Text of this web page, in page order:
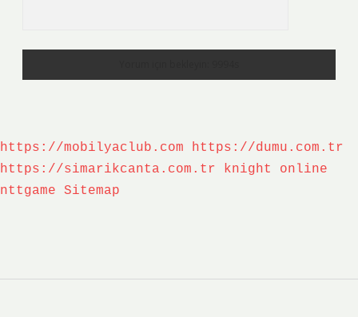
https://mobilyaclub.com
https://dumu.com.tr
https://simarikcanta.com.tr
knight online
nttgame
Sitemap